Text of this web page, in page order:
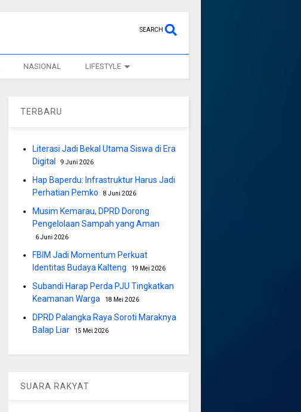
SEARCH
NASIONAL LIFESTYLE
TERBARU
Literasi Jadi Bekal Utama Siswa di Era
Digital
9 Juni 2026
Hap Baperdu: Infrastruktur Harus Jadi
Perhatian Pemko
8 Juni 2026
Musim Kemarau, DPRD Dorong
Pengelolaan Sampah yang Aman
6 Juni 2026
FBIM Jadi Momentum Perkuat
Identitas Budaya Kalteng
19 Mei 2026
Subandi Harap Perda PJU Tingkatkan
Keamanan Warga
18 Mei 2026
DPRD Palangka Raya Soroti Maraknya
Balap Liar
15 Mei 2026
SUARA RAKYAT